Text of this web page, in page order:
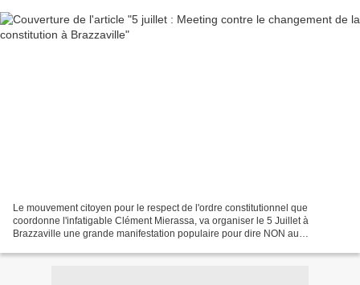
Le mouvement citoyen pour le respect de l'ordre constitutionnel que
coordonne l'infatigable Clément Mierassa, va organiser le 5 Juillet à
Brazzaville une grande manifestation populaire pour dire NON au